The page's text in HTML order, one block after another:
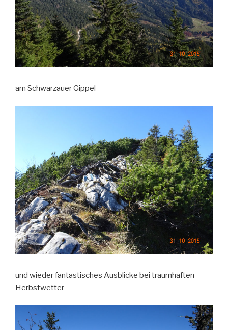
am Schwarzauer Gippel
und wieder fantastisches Ausblicke bei traumhaften
Herbstwetter